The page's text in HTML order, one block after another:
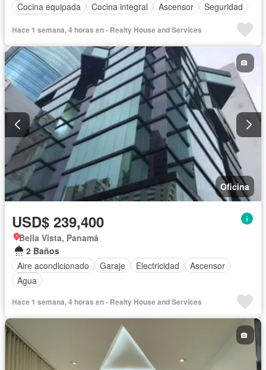
Cocina equipada
Cocina integral Ascensor
Seguridad
Hace 1 semana, 4 horas en - Realty House and Services
Oficina
USD$ 239,400
Bella Vista, Panamá
2 Baños
Aire acondicionado
Garaje Electricidad
Ascensor
Agua
Hace 1 semana, 4 horas en - Realty House and Services